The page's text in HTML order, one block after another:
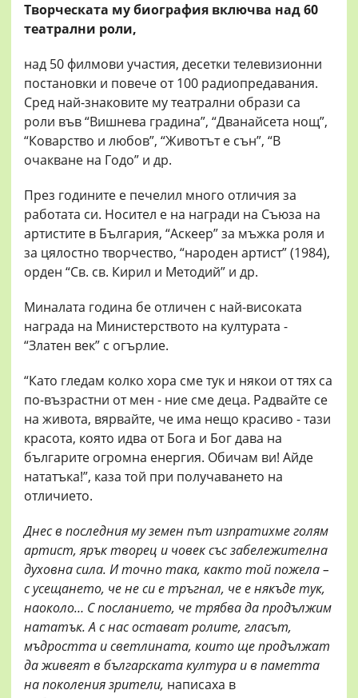
Творческата му биография включва над 60
театрални роли,
над 50 филмови участия, десетки телевизионни
постановки и повече от 100 радиопредавания.
Сред най-знаковите му театрални образи са
роли във “Вишнева градина”, “Дванайсета нощ”,
“Коварство и любов”, “Животът е сън”, “В
очакване на Годо” и др.
През годините е печелил много отличия за
работата си. Носител е на награди на Съюза на
артистите в България, “Аскеер” за мъжка роля и
за цялостно творчество, “народен артист” (1984),
орден “Св. св. Кирил и Методий” и др.
Миналата година бе отличен с най-високата
награда на Министерството на културата -
“Златен век” с огърлие.
“Като гледам колко хора сме тук и някои от тях са
по-възрастни от мен - ние сме деца. Радвайте се
на живота, вярвайте, че има нещо красиво - тази
красота, която идва от Бога и Бог дава на
българите огромна енергия. Обичам ви! Айде
нататъка!”, каза той при получаването на
отличието.
Днес в последния му земен път изпратихме голям
артист, ярък творец и човек със забележителна
духовна сила. И точно така, както той пожела –
с усещането, че не си е тръгнал, че е някъде тук,
наоколо… С посланието, че трябва да продължим
нататък. А с нас остават ролите, гласът,
мъдростта и светлината, които ще продължат
да живеят в българската култура и в паметта
на поколения зрители, написаха в